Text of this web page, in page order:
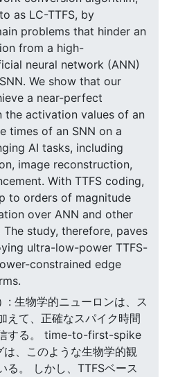
as LC-TTFS, by
problems that hinder an
from a high-
neural network (ANN)
We show that our
a near-perfect
the activation values of an
times of an SNN on a
AI tasks, including
image reconstruction,
With TTFS coding,
to orders of magnitude
over ANN and other
The study, therefore, paves
ultra-low-power TTFS-
constrained edge
: 生物学的ニューロンは、ス
えて、正確なスパイク時間
する。 time-to-first-spike
、このような生物学的観
る。 しかし、TTFSベース